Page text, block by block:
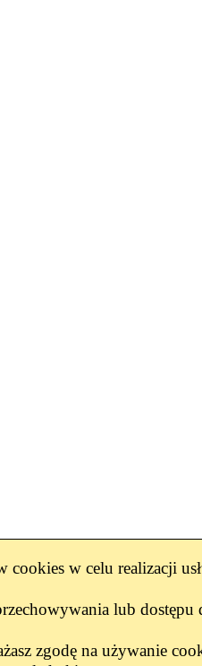
cookies w celu realizacji
lub
zgodę na używanie